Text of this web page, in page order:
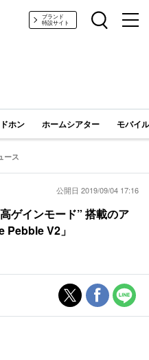
ジェットブランド
特設サイト
ホン ホームシアター モバイ
ース
公開日 2019/09/04 17:16
ゲインモード” 搭載のア
Pebble V2」